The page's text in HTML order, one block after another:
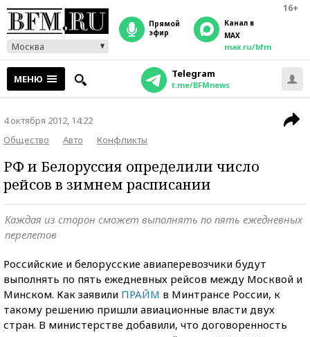
16+
Москва
прямой
эфир
Канал в
MAX
max.ru/bfm
МЕНЮ Telegram
t.me/BFMnews
4 октября 2012, 14:22
Общество
Авто Конфликты
РФ и Белоруссия определили число
рейсов в зимнем расписании
Каждая из сторон сможет выполнять по пять ежедневных
перелетов
Российские и белорусские авиаперевозчики будут
выполнять по пять ежедневных рейсов между Москвой и
Минском. Как заявили ПРАЙМ в Минтрансе России, к
такому решению пришли авиационные власти двух
стран. В министерстве добавили, что договоренность